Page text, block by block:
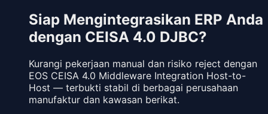
Siap Mengintegrasikan ERP Anda
dengan CEISA 4.0 DJBC?
Kurangi pekerjaan manual dan risiko reject dengan
EOS CEISA 4.0 Middleware Integration Host-to-
Host — terbukti stabil di berbagai perusahaan
manufaktur dan kawasan berikat.